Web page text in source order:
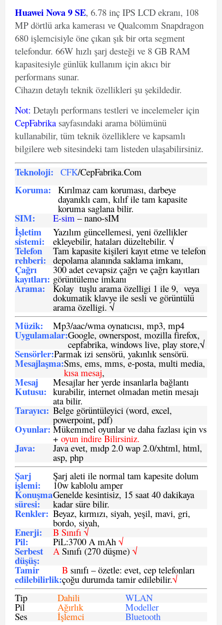
Huawei Nova 9 SE, 6.78 inç IPS LCD ekranı, 108
MP dörtlü arka kamerası ve Qualcomm Snapdragon
680 işlemcisiyle öne çıkan şık bir orta segment
telefondur. 66W hızlı şarj desteği ve 8 GB RAM
kapasitesiyle günlük kullanım için akıcı bir
performans sunar.
Cihazın detaylı teknik özellikleri şu şekildedir.
Not: Detaylı performans testleri ve incelemeler için
CepFabrika sayfasındaki arama bölümünü
kullanabilir, tüm teknik özelliklere ve kapsamlı
bilgilere web sitesindeki tam listeden ulaşabilirsiniz.
Teknoloji: CFK/CepFabrika.Com
Koruma: Kırılmaz cam koruması, darbeye
dayanıklı cam, kılıf ile tam kapasite
koruma saglana bilir.
SIM: E-sim – nano-sIM
İşletim
sistemi:
Yazılım güncellemesi, yeni özellikler
ekleyebilir, hataları düzeltebilir. √
Telefon
rehberi:
Tam kapasite kişileri kayıt etme ve telefon
depolama alanında saklama imkanı,
Çağrı
kayıtları:
300 adet cevapsiz çağrı ve çağrı kayıtları
görüntüleme imkanı
Arama: Kolay tuşlu arama özelligi 1 ile 9, veya
dokumatik klavye ile sesli ve görüntülü
arama özelligi. √
Müzik: Mp3/aac/wma oynatıcısı, mp3, mp4
Uygulamalar:Google, ownerspost, mozilla firefox,
cepfabrika, windows live, play store,√
Sensörler:Parmak izi sensörü, yakınlık sensörü.
Mesajlaşma:Sms, ems, mms, e-posta, multi media,
kısa mesaj,
Mesaj
Kutusu:
Mesajlar her yerde insanlarla bağlantı
kurabilir, internet olmadan metin mesajı
ata bilir.
Tarayıcı: Belge görüntüleyici (word, excel,
powerpoint, pdf)
Oyunlar: Mükemmel oyunlar ve daha fazlası için vs
+ oyun indire Bilirsiniz.
Java: Java evet, mıdp 2.0 wap 2.0/xhtml, html,
asp, php
Şarj
işlemi:
Şarj aleti ile normal tam kapesite dolum
10w kablolu amper
Konuşma
süresi:
Genelde kesintisiz, 15 saat 40 dakikaya
kadar süre bilir.
Renkler: Beyaz, kırmızı, siyah, yeşil, mavi, gri,
bordo, siyah,
Enerji: B Sınıfı √
Pil: PiL:3700 A mAh √
Serbest
düşüş:
ASınıfı (270 düşme) √
Tamir
edilebilirlik:
B sınıfı – özetle: evet, cep telefonları
çoğu durumda tamir edilebilir.√
Tip
Dahili WLAN
Pil Ağırlık Modeller
Ses İşlemci Bluetooth